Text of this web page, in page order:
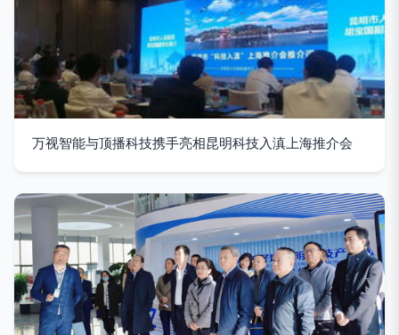
万视智能与顶播科技携手亮相昆明科技入滇上海推介会